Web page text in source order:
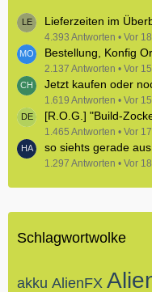
Lieferzeiten im
4.393 Antworten Vor
Bestellung, Konfig
2.137 Antworten Vor
Jetzt kaufen oder
1.619 Antworten Vor
[R.O.G.] "Build-
1.465 Antworten Vor
so siehts gerade
1.297 Antworten Vor
Schlagwortwolke
akku AlienFX